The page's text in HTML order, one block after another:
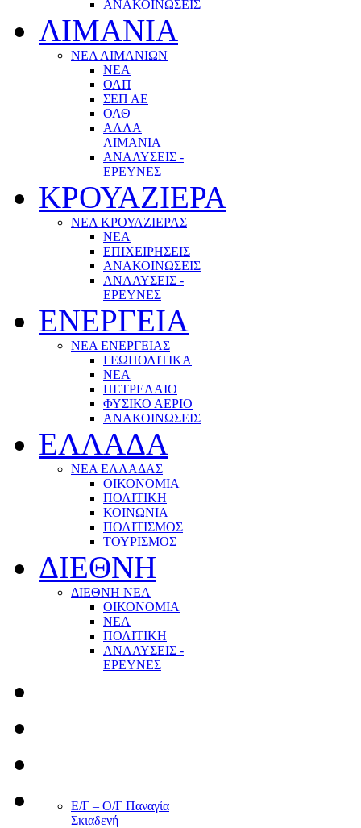
ΑΝΑΚΟΙΝΩΣΕΙΣ
ΛΙΜΑΝΙΑ
ΝΕΑ ΛΙΜΑΝΙΩΝ
ΝΕΑ
ΟΛΠ
ΣΕΠ ΑΕ
ΟΛΘ
ΑΛΛΑ
ΛΙΜΑΝΙΑ
ΑΝΑΛΥΣΕΙΣ -
ΕΡΕΥΝΕΣ
ΚΡΟΥΑΖΙΕΡΑ
ΝΕΑ ΚΡΟΥΑΖΙΕΡΑΣ
NEA
ΕΠΙΧΕΙΡΗΣΕΙΣ
ΑΝΑΚΟΙΝΩΣΕΙΣ
ΑΝΑΛΥΣΕΙΣ -
ΕΡΕΥΝΕΣ
ΕΝΕΡΓΕΙΑ
ΝΕΑ ΕΝΕΡΓΕΙΑΣ
ΓΕΩΠΟΛΙΤΙΚΑ
ΝΕΑ
ΠΕΤΡΕΛΑΙΟ
ΦΥΣΙΚΟ ΑΕΡΙΟ
ΑΝΑΚΟΙΝΩΣΕΙΣ
ΕΛΛΑΔΑ
ΝΕΑ ΕΛΛΑΔΑΣ
ΟΙΚΟΝΟΜΙΑ
ΠΟΛΙΤΙΚΗ
ΚΟΙΝΩΝΙΑ
ΠΟΛΙΤΙΣΜΟΣ
ΤΟΥΡΙΣΜΟΣ
ΔΙΕΘΝΗ
ΔΙΕΘΝΗ ΝΕΑ
ΟΙΚΟΝΟΜΙΑ
ΝΕΑ
ΠΟΛΙΤΙΚΗ
ΑΝΑΛΥΣΕΙΣ -
ΕΡΕΥΝΕΣ
Ε/Γ – Ο/Γ Παναγία
Σκιαδενή